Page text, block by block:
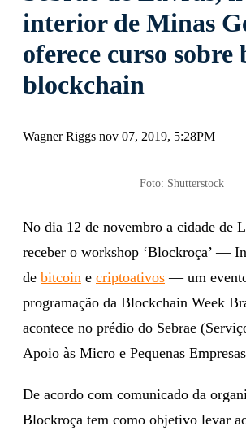
interior de Minas
oferece curso sobre
blockchain
Wagner Riggs nov 07, 2019, 5:28PM
Foto: Shutterstock
No dia 12 de novembro a cidade de
receber o workshop ‘Blockroça’ —
de bitcoin e criptoativos — um
programação da Blockchain Week
acontece no prédio do Sebrae
Apoio às Micro e Pequenas
De acordo com comunicado da
Blockroça tem como objetivo levar